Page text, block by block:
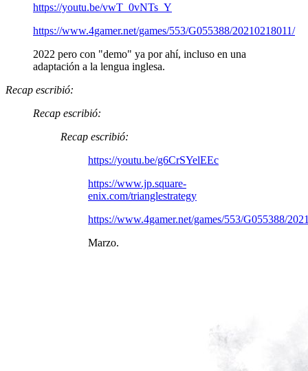
https://youtu.be/vwT_0vNTs_Y
https://www.4gamer.net/games/553/G055388/20210218011/
2022 pero con "demo" ya por ahí, incluso en una
adaptación a la lengua inglesa.
Recap escribió:
Recap escribió:
Recap escribió:
https://youtu.be/g6CrSYelEEc
https://www.jp.square-
enix.com/trianglestrategy
https://www.4gamer.net/games/553/G055388/
Marzo.